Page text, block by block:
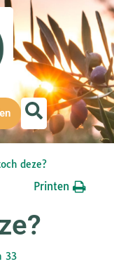
deze?
Printen
33